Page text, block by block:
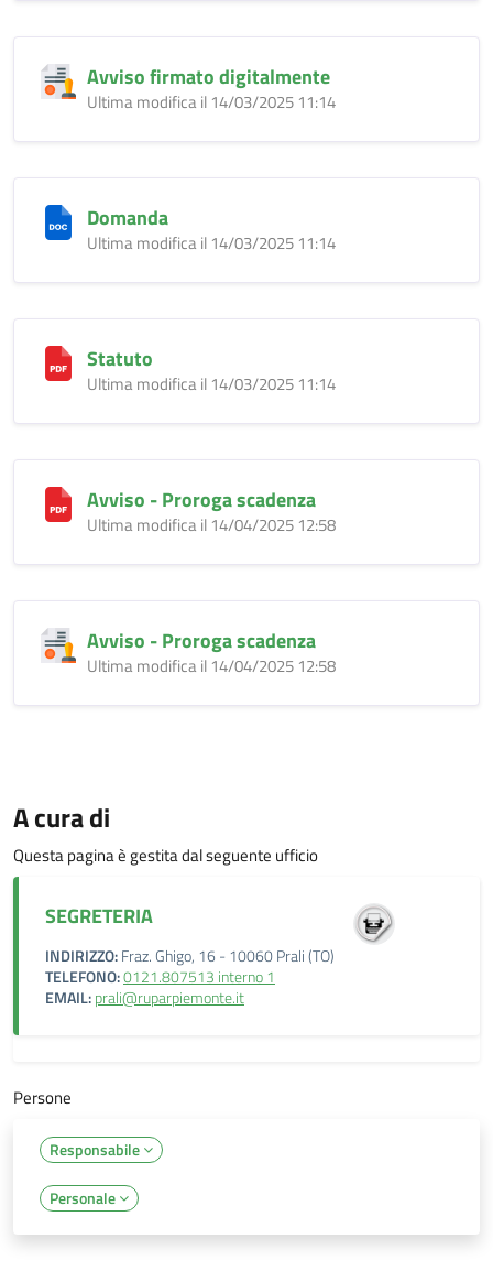
Avviso firmato digitalmente
Ultima modifica il 14/03/2025 11:14
Domanda
Ultima modifica il 14/03/2025 11:14
Statuto
Ultima modifica il 14/03/2025 11:14
Avviso - Proroga scadenza
Ultima modifica il 14/04/2025 12:58
Avviso - Proroga scadenza
Ultima modifica il 14/04/2025 12:58
A cura di
Questa pagina è gestita dal seguente ufficio
SEGRETERIA
INDIRIZZO:Fraz. Ghigo, 16 - 10060 Prali (TO)
TELEFONO:0121.807513 interno 1
EMAIL:prali@ruparpiemonte.it
Persone
Responsabile
Personale